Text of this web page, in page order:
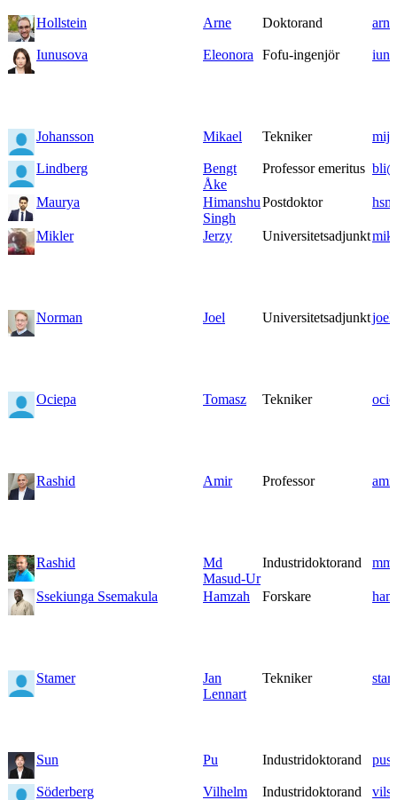
Hollstein Arne Doktorand
Iunusova Eleonora Fofu-ingenjör
Johansson Mikael Tekniker
Lindberg
Bengt
Åke
Professor emeritus
Maurya
Himanshu
Singh
Postdoktor
Mikler Jerzy Universitetsadjunkt
Norman Joel Universitetsadjunkt
Ociepa Tomasz Tekniker
Rashid Amir Professor
Rashid
Md
Masud-Ur
Industridoktorand
Ssekiunga Ssemakula Hamzah Forskare
Stamer
Jan
Lennart
Tekniker
Sun Pu Industridoktorand
Söderberg Vilhelm Industridoktorand